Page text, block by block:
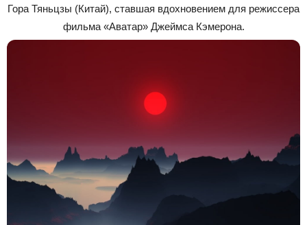
Гора Тяньцзы (Китай), ставшая вдохновением для режиссера
фильма «Аватар» Джеймса Кэмерона.